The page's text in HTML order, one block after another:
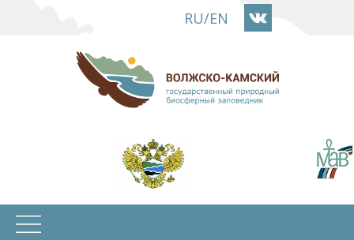
основному
содержанию
RU/EN